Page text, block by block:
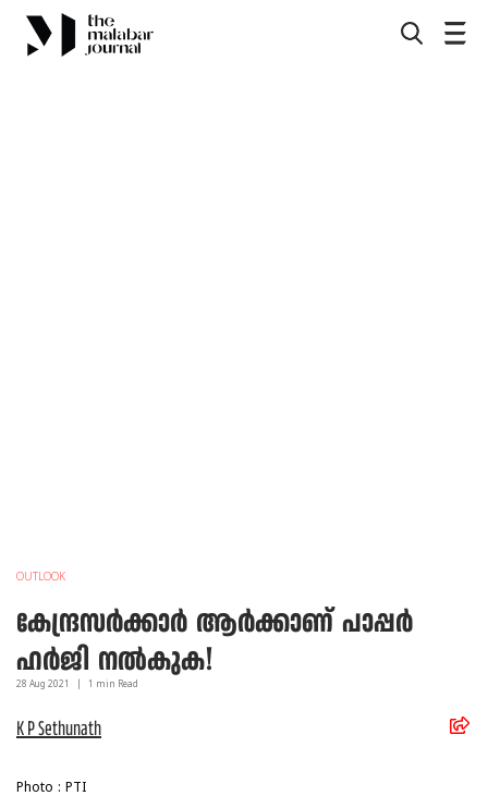
OUTLOOK
കേന്ദ്രസര്‍ക്കാര്‍ ആര്‍ക്കാണ് പാപ്പര്‍
ഹര്‍ജി നല്‍കുക!
28 Aug 2021 1 min Read
K P Sethunath
Photo : PTI